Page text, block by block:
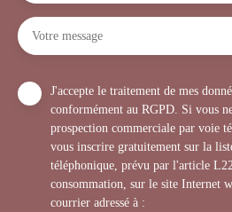
Votre message
J'accepte le traitement de mes
conformément au RGPD. Si vous
prospection commerciale par voie
vous inscrire gratuitement sur la
téléphonique, prévu par l'article
consommation, sur le site Internet
courrier adressé à :